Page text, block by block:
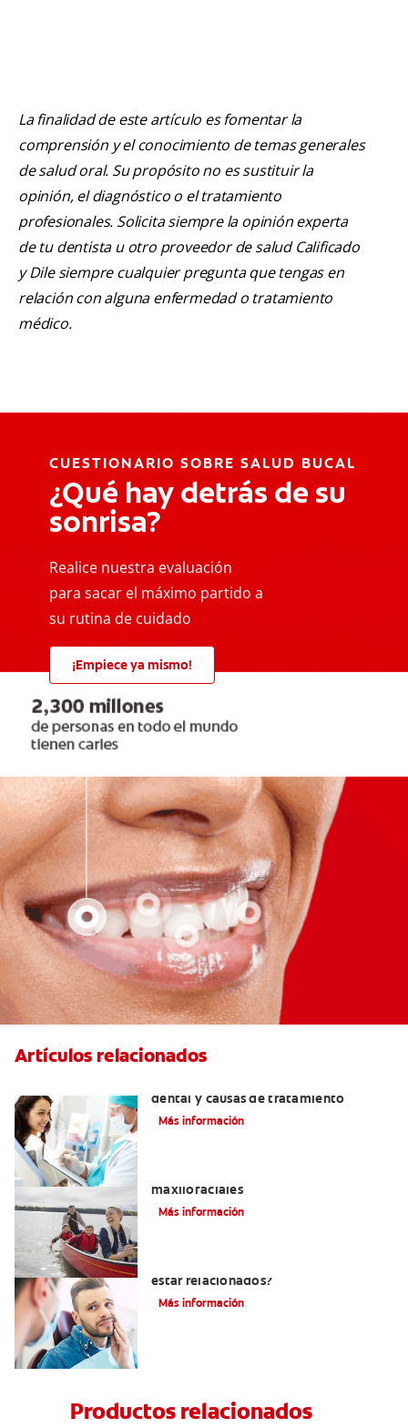
La finalidad de este artículo es fomentar la
comprensión y el conocimiento de temas generales
de salud oral. Su propósito no es sustituir la
opinión, el diagnóstico o el tratamiento
profesionales. Solicita siempre la opinión experta
de tu dentista u otro proveedor de salud Calificado
y Dile siempre cualquier pregunta que tengas en
relación con alguna enfermedad o tratamiento
médico.
CUESTIONARIO SOBRE SALUD BUCAL
¿Qué hay detrás de su
sonrisa?
Realice nuestra evaluación
para sacar el máximo partido a
su rutina de cuidado
¡Empiece ya mismo!
Artículos relacionados
dental y causas de tratamiento
Más información
maxilofaciales
Más información
estar relacionados?
Más información
Productos relacionados